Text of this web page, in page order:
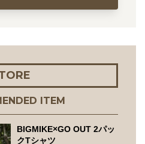
ITEM
BIGMIKE×GO OUT 2パッ
クTシャツ